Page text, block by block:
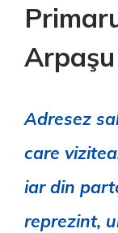
Arpaşu
Adresez
care
iar din
reprezint,